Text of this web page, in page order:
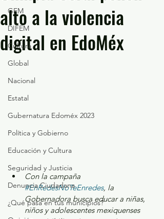
GEM
DIFEM
Cultura
Global
Nacional
Estatal
Gubernatura Edoméx 2023
Política y Gobierno
Educación y Cultura
Seguridad y Justicia
Denuncia Ciudadana
¿Qué pasa en tus municipios?
alto a la violencia
digital en EdoMéx
Con la campaña
#EnRedesNoTeEnredes, la
Gobernadora busca educar a niñas,
niños y adolescentes mexiquenses